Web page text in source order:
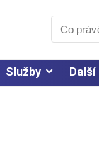
Služby Další